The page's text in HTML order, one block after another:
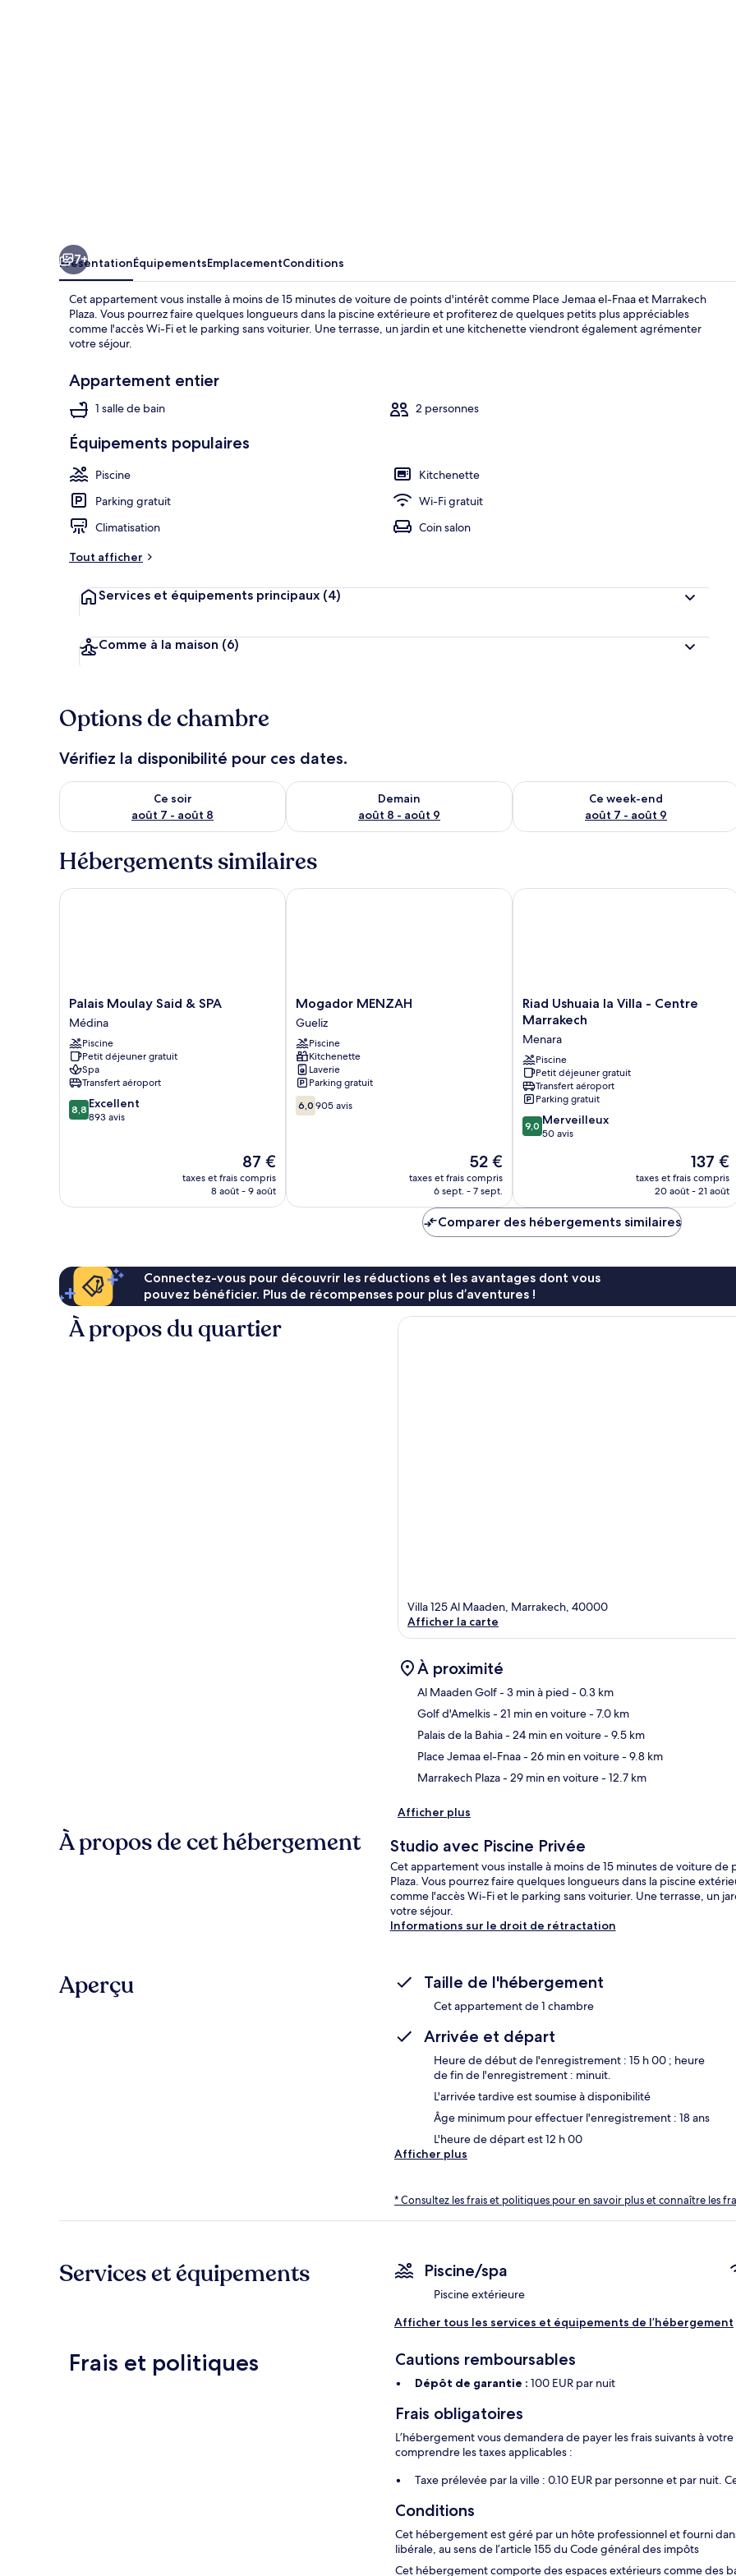
7+
PrésentationÉquipementsEmplacementConditions
Cet appartement vous installe à moins de 15 minutes de voiture de points d'intérêt comme Place Jemaa el-Fnaa et Marrakech
Plaza. Vous pourrez faire quelques longueurs dans la piscine extérieure et profiterez de quelques petits plus appréciables
comme l'accès Wi-Fi et le parking sans voiturier. Une terrasse, un jardin et une kitchenette viendront également agrémenter
votre séjour.
Appartement entier
1 salle de bain 2 personnes
Équipements populaires
Piscine
Kitchenette
Parking gratuit
Wi-Fi gratuit
Climatisation
Coin salon
Tout afficher
Services et équipements principaux (4)
Comme à la maison (6)
Options de chambre
Vérifiez la disponibilité pour ces dates.
Ce soir
août 7 - août 8
Vérifier la disponibilité pour ce soir août 7 - août 8
Demain
août 8 - août 9
Vérifier la disponibilité pour demain août 8 - août 9
Ce week-end
août 7 - août 9
Vérifier la disponibilité pour ce
Hébergements similaires
Palais
Moulay
Said
&
SPA
Médina
Palais Moulay Said & SPA
Médina
Piscine
Petit déjeuner gratuit
Spa
Transfert aéroport
8.8
sur
8,8 Excellent
893 avis
Le
nouveau
prix
87 €
taxes et frais compris
8 août - 9 août
Palais Moulay Said & SPA
Mogador
MENZAH
Gueliz
Mogador MENZAH
Gueliz
Piscine
Kitchenette
Laverie
Parking gratuit
6.0
sur
6,0 905 avis
Le
nouveau
prix
de
52 €
taxes et frais compris
6 sept. - 7 sept.
Mogador MENZAH
Riad
Ushuaia
Villa
-
Centre
Marrakech
Menara
Riad Ushuaia la Villa - Centre
Marrakech
Menara
Piscine
Petit déjeuner gratuit
Transfert aéroport
Parking gratuit
9.0
sur
9,0 Merveilleux
50 avis
Le
nouveau
prix
137 €
taxes et frais compris
20 août - 21 août
Riad Ushuaia la Villa - Centre
Comparer des hébergements similaires
Connectez-vous pour découvrir les réductions et les avantages dont vous
pouvez bénéficier. Plus de récompenses pour plus d’aventures !
À propos du quartier
Villa 125 Al Maaden, Marrakech, 40000
Afficher la carte
À proximité
Al Maaden Golf- 3 min à pied - 0.3 km
Golf d'Amelkis- 21 min en voiture- 7.0 km
Palais de la Bahia- 24 min en voiture- 9.5 km
Place Jemaa el-Fnaa- 26 min en voiture- 9.8 km
Marrakech Plaza- 29 min en voiture- 12.7 km
Afficher plus
À propos de cet hébergement Studio avec Piscine Privée
Cet appartement vous installe à moins de 15 minutes de voiture
Plaza. Vous pourrez faire quelques longueurs dans la piscine
comme l'accès Wi-Fi et le parking sans voiturier. Une terrasse, un
votre séjour.
Informations sur le droit de rétractation
Aperçu Taille de l'hébergement
Cet appartement de 1 chambre
Arrivée et départ
Heure de début de l'enregistrement : 15 h 00 ; heure
de fin de l'enregistrement : minuit.
L'arrivée tardive est soumise à disponibilité
Âge minimum pour effectuer l'enregistrement : 18 ans
L'heure de départ est 12 h 00
Afficher plus
* Consultez les frais et politiques pour en savoir plus et connaître les
Services et équipements Piscine/spa
Piscine extérieure
Afficher tous les services et équipements de l’hébergement
Frais et politiques Cautions remboursables
Dépôt de garantie : 100 EUR par nuit
Frais obligatoires
L’hébergement vous demandera de payer les frais suivants à
comprendre les taxes applicables :
Taxe prélevée par la ville : 0.10 EUR par personne et par nuit.
Conditions
Cet hébergement est géré par un hôte professionnel et fourni
libérale, au sens de l’article 155 du Code général des impôts
Cet hébergement comporte des espaces extérieurs comme des